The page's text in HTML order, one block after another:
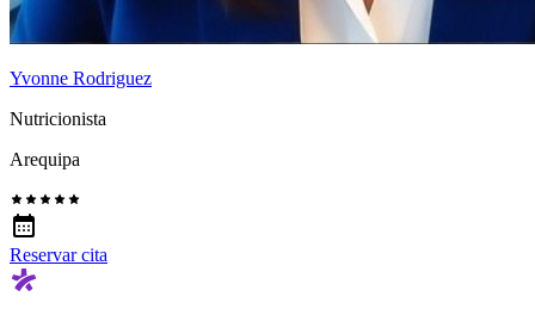
Yvonne Rodriguez
Nutricionista
Arequipa
Reservar cita